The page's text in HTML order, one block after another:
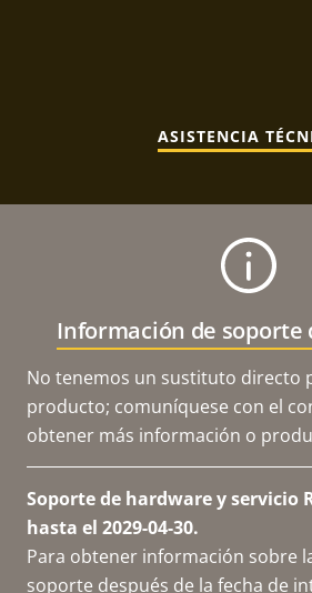
ASISTENCIA
Información de soporte
No tenemos un sustituto directo
producto; comuníquese con el
obtener más información o
Soporte de hardware y servicio
hasta el 2029-04-30.
Para obtener información sobre
soporte después de la fecha de